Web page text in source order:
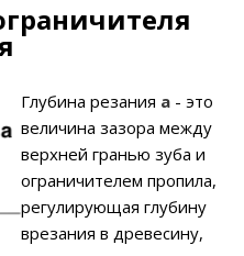
Глубина резания a - это
величина зазора между
верхней гранью зуба и
ограничителем пропила,
регулирующая глубину
врезания в древесину,